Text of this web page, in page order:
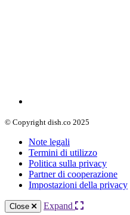
© Copyright dish.co 2025
Note legali
Termini di utilizzo
Politica sulla privacy
Partner di cooperazione
Impostazioni della privacy
Close Expand